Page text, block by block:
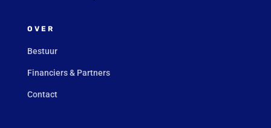
OVER
Bestuur
Financiers & Partners
Contact